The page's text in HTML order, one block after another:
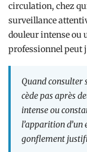
circulation, chez
surveillance
douleur intense ou
professionnel peut
Quand consulter
cède pas après
intense ou
l’apparition d’un
gonflement